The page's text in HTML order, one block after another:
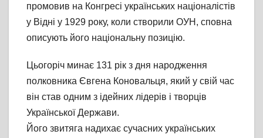
промовив на Конгресі українських націоналістів
у Відні у 1929 року, коли створили ОУН, сповна
описують його національну позицію.
Цьогоріч минає 131 рік з дня народження
полковника Євгена Коновальця, який у свій час
він став одним з ідейних лідерів і творців
Української Держави.
Його звитяга надихає сучасних українських